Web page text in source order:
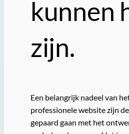
kunnen
zijn.
Een belangrijk nadeel van
professionele website zijn
gepaard gaan met het